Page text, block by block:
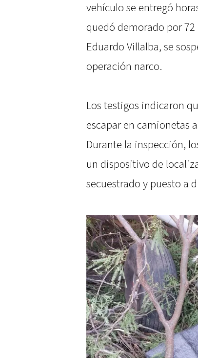
vehículo se entregó
quedó demorado por
Eduardo Villalba, se
operación narco.
Los testigos indicaron
escapar en camionetas
Durante la inspección,
un dispositivo de
secuestrado y puesto a